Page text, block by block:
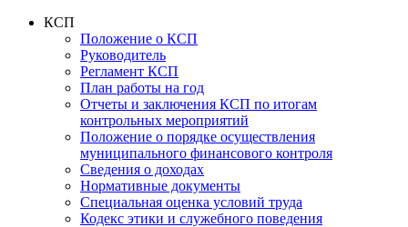
КСП
Положение о КСП
Руководитель
Регламент КСП
План работы на год
Отчеты и заключения КСП по итогам
контрольных мероприятий
Положение о порядке осуществления
муниципального финансового контроля
Сведения о доходах
Нормативные документы
Специальная оценка условий труда
Кодекс этики и служебного поведения